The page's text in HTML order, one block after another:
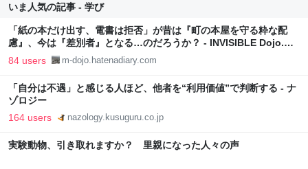
いま人気の記事 - 学び
「紙の本だけ出す、電書は拒否」が昔は『町の本屋を守る粋な配
慮』、今は『差別者』となる…のだろうか？ - INVISIBLE Dojo.
ーQUIET & COLORFUL PLACE-
84 users m-dojo.hatenadiary.com
「自分は不遇」と感じる人ほど、他者を“利用価値”で判断する - ナ
ゾロジー
164 users nazology.kusuguru.co.jp
実験動物、引き取れますか？ 里親になった人々の声